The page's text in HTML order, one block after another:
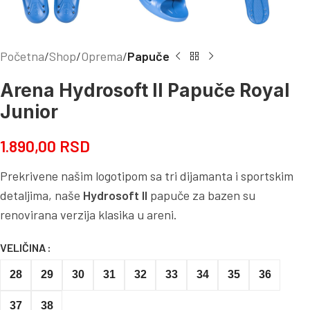
Početna Shop Oprema Papuče
Arena Hydrosoft II Papuče Royal
Junior
1.890,00 RSD
Prekrivene našim logotipom sa tri dijamanta i sportskim
detaljima, naše Hydrosoft II papuče za bazen su
renovirana verzija klasika u areni.
VELIČINA
28 29 30 31 32 33 34 35 36
37 38